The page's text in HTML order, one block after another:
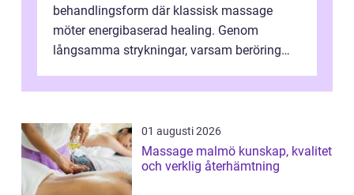
behandlingsform där klassisk massage
möter energibaserad healing. Genom
långsamma strykningar, varsam beröring
nervsys...
01 augusti 2026
Massage malmö kunskap, kvalitet
och verklig återhämtning